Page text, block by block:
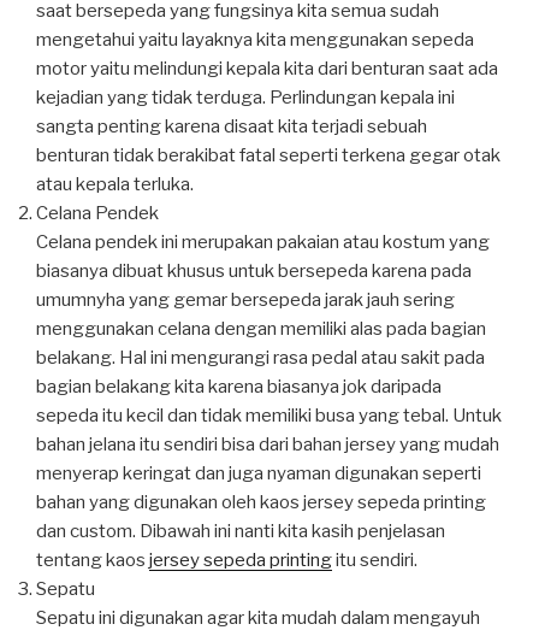
saat bersepeda yang fungsinya kita semua sudah
mengetahui yaitu layaknya kita menggunakan sepeda
motor yaitu melindungi kepala kita dari benturan saat ada
kejadian yang tidak terduga. Perlindungan kepala ini
sangta penting karena disaat kita terjadi sebuah
benturan tidak berakibat fatal seperti terkena gegar otak
atau kepala terluka.
Celana Pendek
Celana pendek ini merupakan pakaian atau kostum yang
biasanya dibuat khusus untuk bersepeda karena pada
umumnyha yang gemar bersepeda jarak jauh sering
menggunakan celana dengan memiliki alas pada bagian
belakang. Hal ini mengurangi rasa pedal atau sakit pada
bagian belakang kita karena biasanya jok daripada
sepeda itu kecil dan tidak memiliki busa yang tebal. Untuk
bahan jelana itu sendiri bisa dari bahan jersey yang mudah
menyerap keringat dan juga nyaman digunakan seperti
bahan yang digunakan oleh kaos jersey sepeda printing
dan custom. Dibawah ini nanti kita kasih penjelasan
tentang kaos jersey sepeda printingitu sendiri.
Sepatu
Sepatu ini digunakan agar kita mudah dalam mengayuh